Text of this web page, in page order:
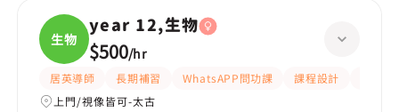
生物
year 12,生物
$500/hr
居英導師 長期補習 WhatsAPP問功課 課程設計
上門/視像皆可-太古